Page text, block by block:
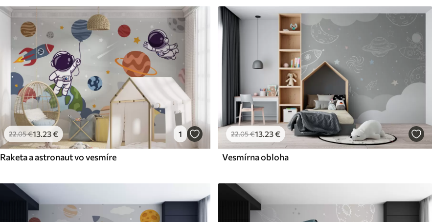
22.05€13.23€ 1
Raketa a astronaut vo vesmíre
22.05€13.23€
Vesmírna obloha